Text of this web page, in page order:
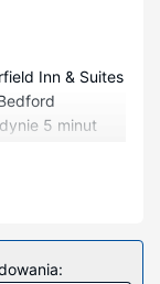
Inn & Suites
5 minut
od miejsca
sądu trzeciego